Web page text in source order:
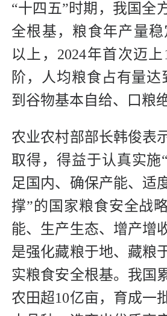
“十四五”时期，我国全
全根基，粮食年产量稳
以上，2024年首次迈
阶，人均粮食占有量达
到谷物基本自给、口粮
农业农村部部长韩俊表
取得，得益于认真实施
足国内、确保产能、适
撑”的国家粮食安全战
能、生产生态、增产增
是强化藏粮于地、藏粮
实粮食安全根基。我国
农田超10亿亩，育成一